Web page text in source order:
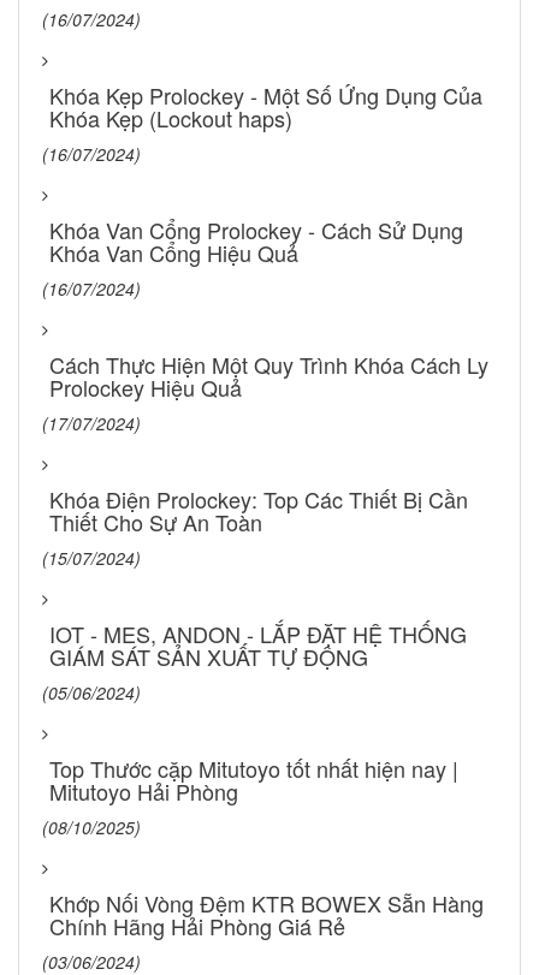
(16/07/2024)
Khóa Kẹp Prolockey - Một Số Ứng Dụng Của
Khóa Kẹp (Lockout haps)
(16/07/2024)
Khóa Van Cổng Prolockey - Cách Sử Dụng
Khóa Van Cổng Hiệu Quả
(16/07/2024)
Cách Thực Hiện Một Quy Trình Khóa Cách Ly
Prolockey Hiệu Quả
(17/07/2024)
Khóa Điện Prolockey: Top Các Thiết Bị Cần
Thiết Cho Sự An Toàn
(15/07/2024)
IOT - MES, ANDON - LẮP ĐẶT HỆ THỐNG
GIÁM SÁT SẢN XUẤT TỰ ĐỘNG
(05/06/2024)
Top Thước cặp Mitutoyo tốt nhất hiện nay |
Mitutoyo Hải Phòng
(08/10/2025)
Khớp Nối Vòng Đệm KTR BOWEX Sẵn Hàng
Chính Hãng Hải Phòng Giá Rẻ
(03/06/2024)